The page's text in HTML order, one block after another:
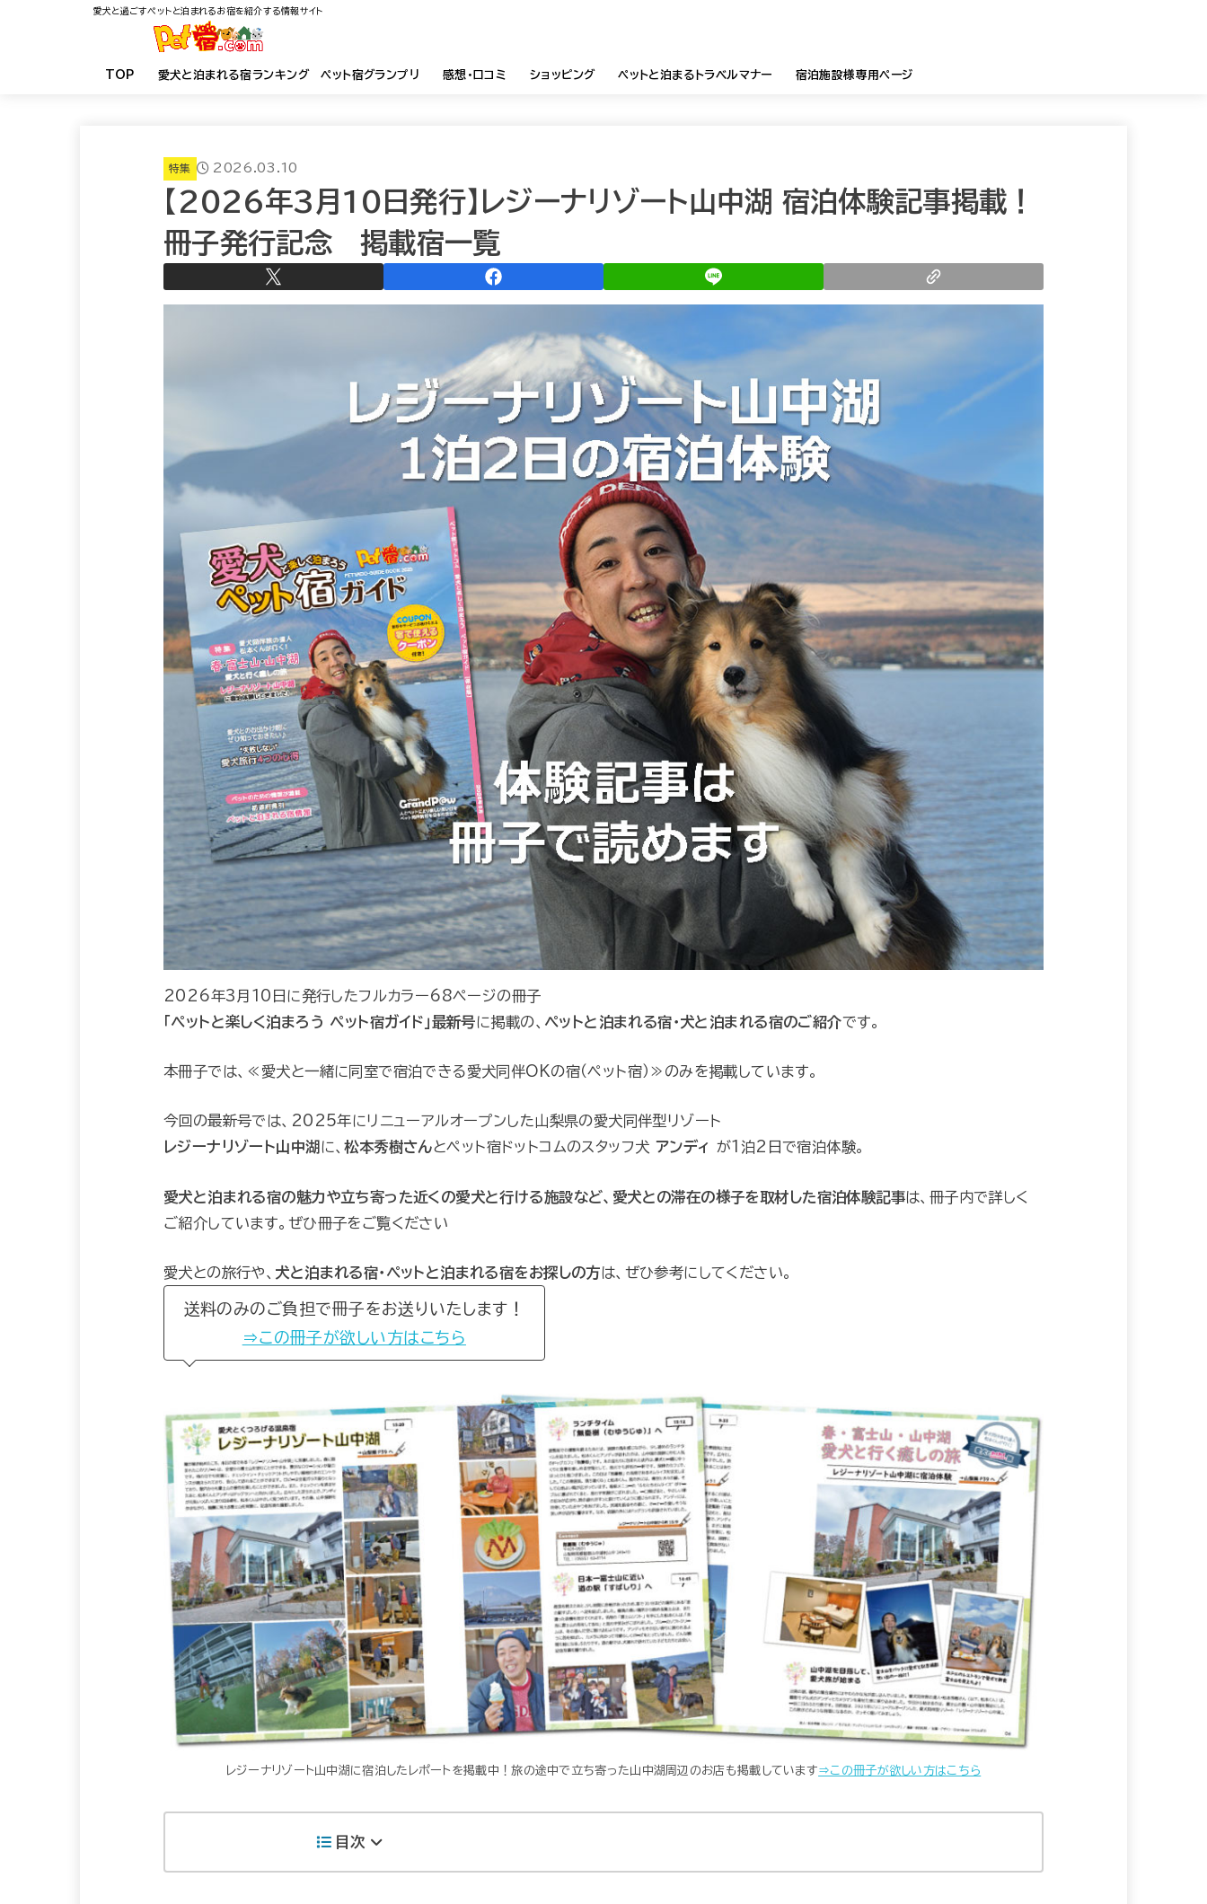
愛犬と過ごすペットと泊まれるお宿を紹介する情報サイト
TOP 愛犬と泊まれる宿ランキング ペット宿グランプリ 感想・口コミ ショッピング ペットと泊まるトラベルマナー 宿泊施設様専用ページ
特集 2026.03.10
【2026年3月10日発行】レジーナリゾート山中湖 宿泊体験記事掲載！
冊子発行記念 掲載宿一覧
2026年3月10日に発行したフルカラー68ページの冊子
「ペットと楽しく泊まろう ペット宿ガイド」最新号に掲載の、 ペットと泊まれる宿・犬と泊まれる宿のご紹介です。
本冊子では、≪愛犬と一緒に同室で宿泊できる愛犬同伴OKの宿（ペット宿）≫のみを掲載しています。
今回の最新号では、2025年にリニューアルオープンした山梨県の愛犬同伴型リゾート
レジーナリゾート山中湖 に、松本秀樹さんとペット宿ドットコムのスタッフ犬 アンディ が1泊2日で宿泊体験。
愛犬と泊まれる宿の魅力や立ち寄った近くの愛犬と行ける施設など、愛犬との滞在の様子を取材した宿泊体験記事は、冊子内で詳しく
ご紹介しています。ぜひ冊子をご覧ください
愛犬との旅行や、 犬と泊まれる宿・ペットと泊まれる宿をお探しの方は、ぜひ参考にしてください。
送料のみのご負担で冊子をお送りいたします！
⇒この冊子が欲しい方はこちら
レジーナリゾート山中湖に宿泊したレポートを掲載中！旅の途中で立ち寄った山中湖周辺のお店も掲載しています⇒この冊子が欲しい方はこちら
目次